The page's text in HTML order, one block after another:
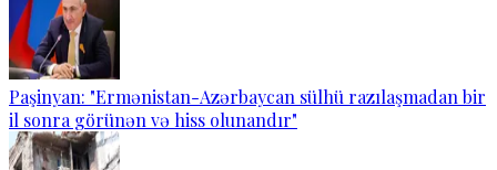
Paşinyan: "Ermənistan-Azərbaycan sülhü razılaşmadan bir
il sonra görünən və hiss olunandır"